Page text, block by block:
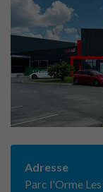
Adresse
Parc l'Orme